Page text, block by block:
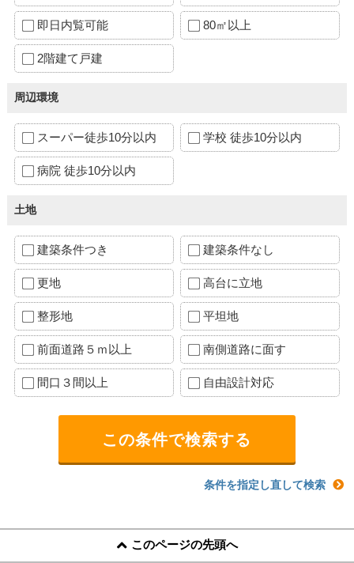
即日内覧可能 80㎡以上
2階建て戸建
周辺環境
スーパー徒歩10分以内 学校 徒歩10分以内
病院 徒歩10分以内
土地
建築条件つき 建築条件なし
更地 高台に立地
整形地 平坦地
前面道路５ｍ以上 南側道路に面す
間口３間以上 自由設計対応
条件を指定し直して検索
このページの先頭へ